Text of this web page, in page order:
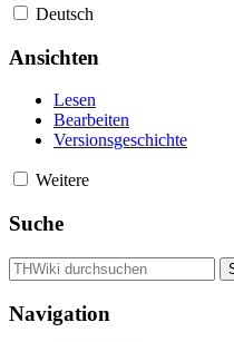
Deutsch
Ansichten
Lesen
Bearbeiten
Versionsgeschichte
Weitere
Suche
Navigation